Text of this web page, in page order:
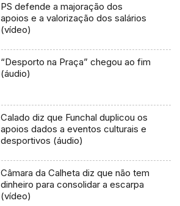
PS defende a majoração dos
apoios e a valorização dos salários
(vídeo)
“Desporto na Praça” chegou ao fim
(áudio)
Calado diz que Funchal duplicou os
apoios dados a eventos culturais e
desportivos (áudio)
Câmara da Calheta diz que não tem
dinheiro para consolidar a escarpa
(vídeo)